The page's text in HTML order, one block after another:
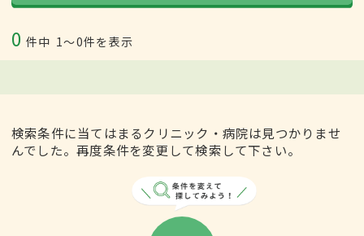
0 件中 1〜0件を表示
検索条件に当てはまるクリニック・病院は見つかりませ
んでした。再度条件を変更して検索して下さい。